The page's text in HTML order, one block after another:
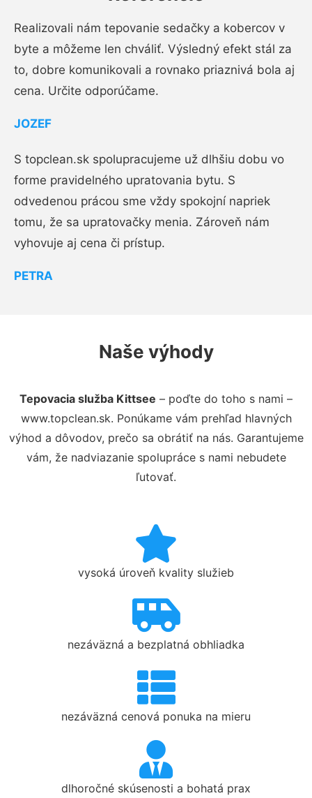
Realizovali nám tepovanie sedačky a kobercov v
byte a môžeme len chváliť. Výsledný efekt stál za
to, dobre komunikovali a rovnako priaznivá bola aj
cena. Určite odporúčame.
JOZEF
S topclean.sk spolupracujeme už dlhšiu dobu vo
forme pravidelného upratovania bytu. S
odvedenou prácou sme vždy spokojní napriek
tomu, že sa upratovačky menia. Zároveň nám
vyhovuje aj cena či prístup.
PETRA
Naše výhody
Tepovacia služba Kittsee – poďte do toho s nami –
www.topclean.sk. Ponúkame vám prehľad hlavných
výhod a dôvodov, prečo sa obrátiť na nás. Garantujeme
vám, že nadviazanie spolupráce s nami nebudete
ľutovať.
vysoká úroveň kvality služieb
nezáväzná a bezplatná obhliadka
nezáväzná cenová ponuka na mieru
dlhoročné skúsenosti a bohatá prax